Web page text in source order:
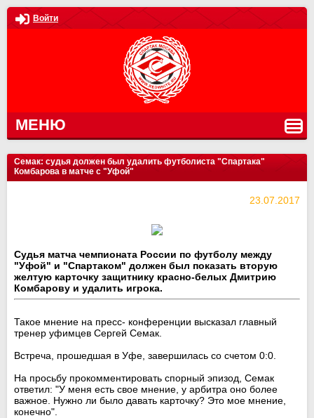
Войти
МЕНЮ
Семак: судья должен был удалить футболиста "Спартака"
Комбарова в матче с "Уфой"
23.07.2017
Судья матча чемпионата России по футболу между
"Уфой" и "Спартаком" должен был показать вторую
желтую карточку защитнику красно-белых Дмитрию
Комбарову и удалить игрока.
Такое мнение на пресс- конференции высказал главный
тренер уфимцев Сергей Семак.
Встреча, прошедшая в Уфе, завершилась со счетом 0:0.
На просьбу прокомментировать спорный эпизод, Семак
ответил: "У меня есть свое мнение, у арбитра оно более
важное. Нужно ли было давать карточку? Это мое мнение,
конечно".